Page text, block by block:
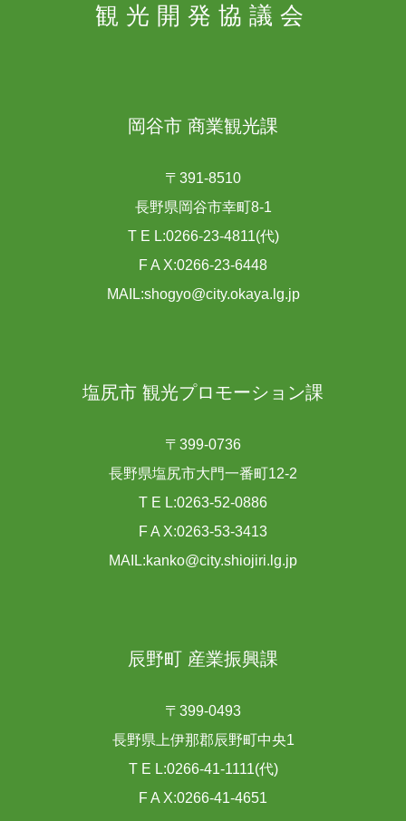
観光開発協議会
岡谷市 商業観光課
〒391-8510
長野県岡谷市幸町8-1
T E L:0266-23-4811(代)
F A X:0266-23-6448
MAIL:shogyo@city.okaya.lg.jp
塩尻市 観光プロモーション課
〒399-0736
長野県塩尻市大門一番町12-2
T E L:0263-52-0886
F A X:0263-53-3413
MAIL:kanko@city.shiojiri.lg.jp
辰野町 産業振興課
〒399-0493
長野県上伊那郡辰野町中央1
T E L:0266-41-1111(代)
F A X:0266-41-4651